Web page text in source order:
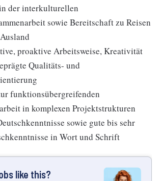
der interkulturellen
sowie Bereitschaft zu Reisen
proaktive Arbeitsweise, Kreativität
Qualitäts- und
funktionsübergreifenden
in komplexen Projektstrukturen
sowie gute bis sehr
in Wort und Schrift
like this?